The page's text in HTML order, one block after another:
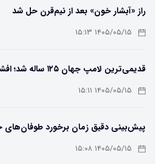
راز «آبشار خون» بعد از نیم‌قرن حل شد
۱۴۰۵/۰۵/۱۵ ۱۵:۱۳
قدیمی‌ترین لامپ
لامپ سنتنیال
۱۴۰۵/۰۵/۱۵ ۱۵:۱۱
پیش‌بینی دقیق زمان برخورد طوفان‌های
ممکن شد
۱۴۰۵/۰۵/۱۵ ۱۵:۰۸